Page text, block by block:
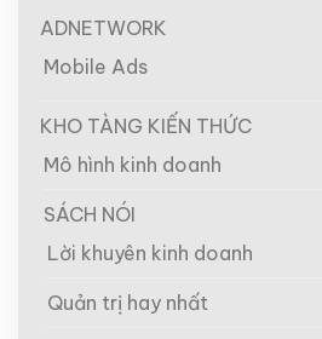
ADNETWORK
Mobile Ads
KHO TÀNG KIẾN THỨC
Mô hình kinh doanh
SÁCH NÓI
Lời khuyên kinh doanh
Quản trị hay nhất